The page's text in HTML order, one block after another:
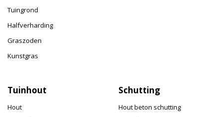
Tuingrond
Halfverharding
Graszoden
Kunstgras
Tuinhout
Hout
Schutting
Hout beton schutting